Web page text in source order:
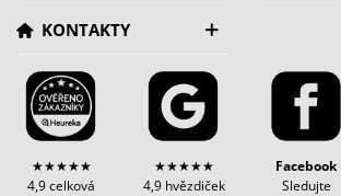
KONTAKTY
★★★★★
4,9 celková
★★★★★
4,9 hvězdiček
Facebook
Sledujte